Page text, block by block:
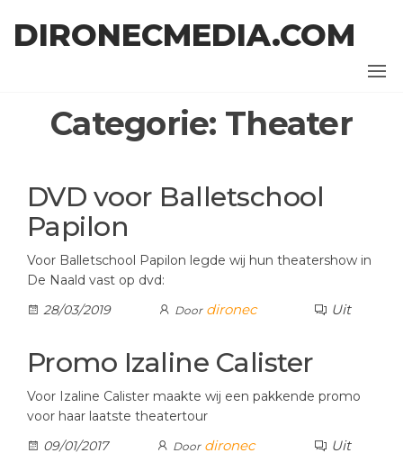
naarDIRONECMEDIA.COM
Categorie: Theater
DVD voor Balletschool
Papilon
Voor Balletschool Papilon legde wij hun theatershow in
De Naald vast op dvd:
28/03/2019
Door dironec Uit
Promo Izaline Calister
Voor Izaline Calister maakte wij een pakkende promo
voor haar laatste theatertour
09/01/2017
Door dironec Uit